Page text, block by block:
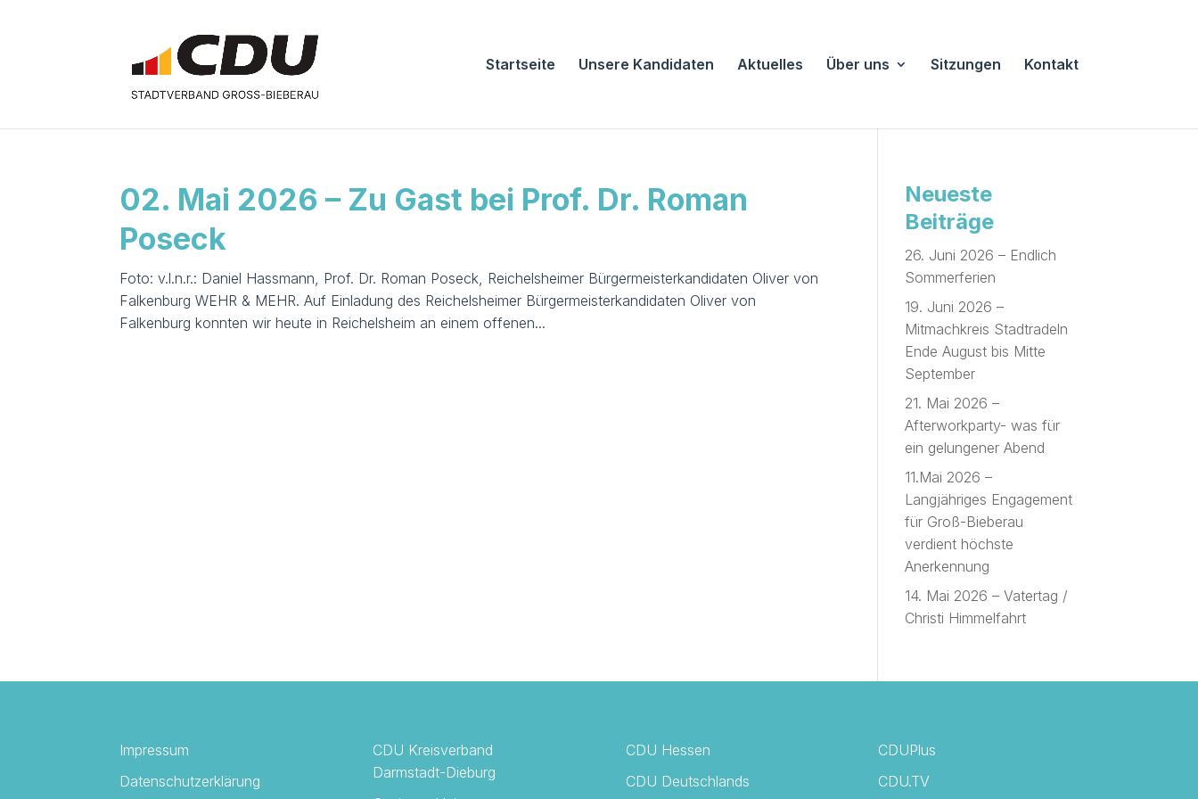
Startseite Unsere Kandidaten Aktuelles Über uns Sitzungen Kontakt
02. Mai 2026 – Zu Gast bei Prof. Dr. Roman
Poseck
Foto: v.l.n.r.: Daniel Hassmann, Prof. Dr. Roman Poseck, Reichelsheimer Bürgermeisterkandidaten Oliver von
Falkenburg WEHR & MEHR. Auf Einladung des Reichelsheimer Bürgermeisterkandidaten Oliver von
Falkenburg konnten wir heute in Reichelsheim an einem offenen...
Neueste
Beiträge
26. Juni 2026 – Endlich
Sommerferien
19. Juni 2026 –
Mitmachkreis Stadtradeln
Ende August bis Mitte
September
21. Mai 2026 –
Afterworkparty- was für
ein gelungener Abend
11.Mai 2026 –
Langjähriges Engagement
für Groß-Bieberau
verdient höchste
Anerkennung
14. Mai 2026 – Vatertag /
Christi Himmelfahrt
Impressum
Datenschutzerklärung
CDU Kreisverband
Darmstadt-Dieburg
CDU Hessen
CDU Deutschlands
CDUPlus
CDU.TV